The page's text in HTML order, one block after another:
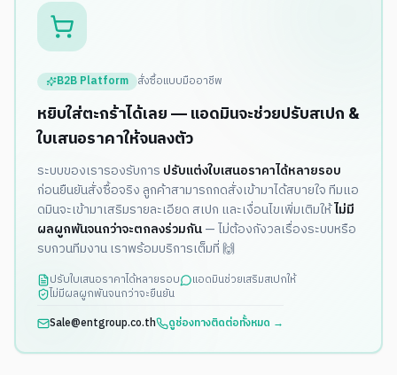
B2B Platform สั่งซื้อแบบมืออาชีพ
หยิบใส่ตะกร้าได้เลย — แอดมินจะช่วยปรับสเปก &
ใบเสนอราคาให้จนลงตัว
ระบบของเรารองรับการ ปรับแต่งใบเสนอราคาได้หลายรอบ
ก่อนยืนยันสั่งซื้อจริง ลูกค้าสามารถกดสั่งเข้ามาได้สบายใจ ทีมแอ
ดมินจะเข้ามาเสริมรายละเอียด สเปก และเงื่อนไขเพิ่มเติมให้ไม่มี
ผลผูกพันจนกว่าจะตกลงร่วมกัน— ไม่ต้องกังวลเรื่องระบบหรือ
รบกวนทีมงาน เราพร้อมบริการเต็มที่ 🙌
ปรับใบเสนอราคาได้หลายรอบ
แอดมินช่วยเสริมสเปกให้
ไม่มีผลผูกพันจนกว่าจะยืนยัน
Sale@entgroup.co.th
ดูช่องทางติดต่อทั้งหมด →